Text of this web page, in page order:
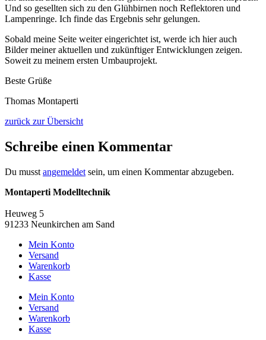
Und so gesellten sich zu den Glühbirnen noch Reflektoren und
Lampenringe. Ich finde das Ergebnis sehr gelungen.
Sobald meine Seite weiter eingerichtet ist, werde ich hier auch
Bilder meiner aktuellen und zukünftiger Entwicklungen zeigen.
Soweit zu meinem ersten Umbauprojekt.
Beste Grüße
Thomas Montaperti
zurück zur Übersicht
Schreibe einen Kommentar
Du musst angemeldet sein, um einen Kommentar abzugeben.
Montaperti Modelltechnik
Heuweg 5
91233 Neunkirchen am Sand
Mein Konto
Versand
Warenkorb
Kasse
Mein Konto
Versand
Warenkorb
Kasse